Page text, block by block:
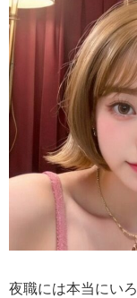
夜職には本当にい